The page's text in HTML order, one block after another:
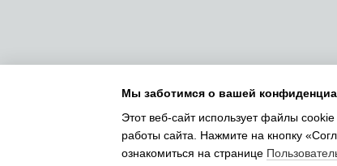
Мы заботимся о вашей
Этот веб-сайт использует файлы
работы сайта. Нажмите на кнопку
ознакомиться на странице